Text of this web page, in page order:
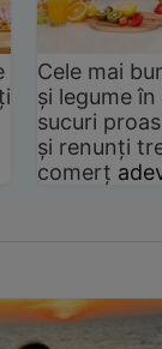
Cele mai
și legume
sucuri
și renunți
comerț